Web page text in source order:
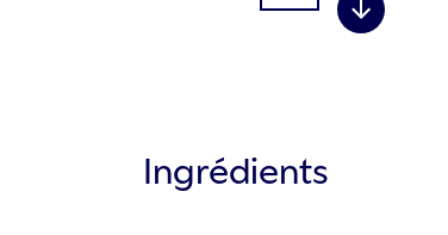
Ingrédients